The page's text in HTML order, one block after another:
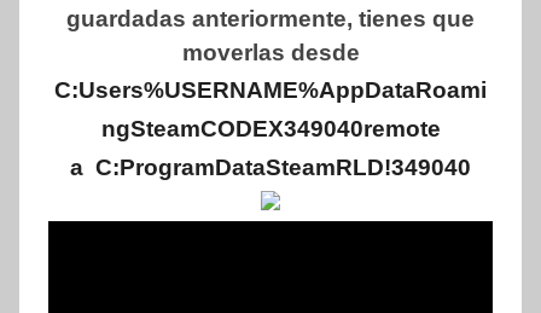
guardadas anteriormente, tienes que
moverlas desde
C:Users%USERNAME%AppDataRoami
ngSteamCODEX349040remote
a C:ProgramDataSteamRLD!349040